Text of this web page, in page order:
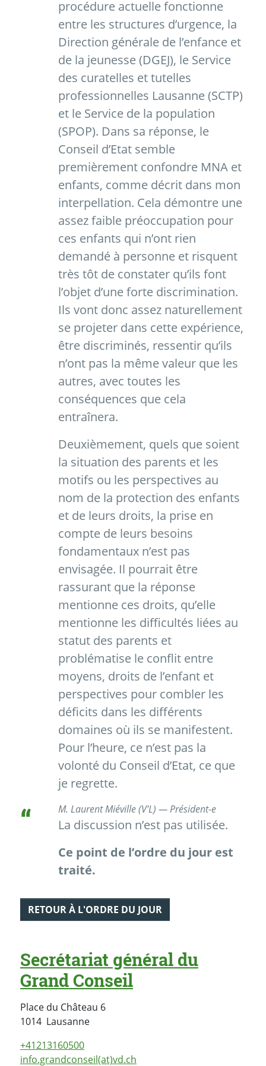
procédure actuelle fonctionne
entre les structures d’urgence, la
Direction générale de l’enfance et
de la jeunesse (DGEJ), le Service
des curatelles et tutelles
professionnelles Lausanne (SCTP)
et le Service de la population
(SPOP). Dans sa réponse, le
Conseil d’Etat semble
premièrement confondre MNA et
enfants, comme décrit dans mon
interpellation. Cela démontre une
assez faible préoccupation pour
ces enfants qui n’ont rien
demandé à personne et risquent
très tôt de constater qu’ils font
l’objet d’une forte discrimination.
Ils vont donc assez naturellement
se projeter dans cette expérience,
être discriminés, ressentir qu’ils
n’ont pas la même valeur que les
autres, avec toutes les
conséquences que cela
entraînera.
Deuxièmement, quels que soient
la situation des parents et les
motifs ou les perspectives au
nom de la protection des enfants
et de leurs droits, la prise en
compte de leurs besoins
fondamentaux n’est pas
envisagée. Il pourrait être
rassurant que la réponse
mentionne ces droits, qu’elle
mentionne les difficultés liées au
statut des parents et
problématise le conflit entre
moyens, droits de l’enfant et
perspectives pour combler les
déficits dans les différents
domaines où ils se manifestent.
Pour l’heure, ce n’est pas la
volonté du Conseil d’Etat, ce que
je regrette.
M. Laurent Miéville (V'L) — Président-e
La discussion n’est pas utilisée.
Ce point de l’ordre du jour est
traité.
RETOUR À L'ORDRE DU JOUR
Secrétariat général du
Grand Conseil
Place du Château 6
1014 LausanneSuisse
+41213160500
info.grandconseil(at)vd.ch